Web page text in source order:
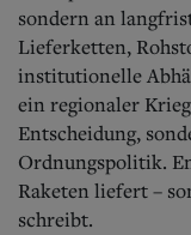
sondern an
Lieferketten,
institutionelle
ein regionaler
Entscheidung,
Ordnungspolitik.
Raketen liefert –
schreibt.